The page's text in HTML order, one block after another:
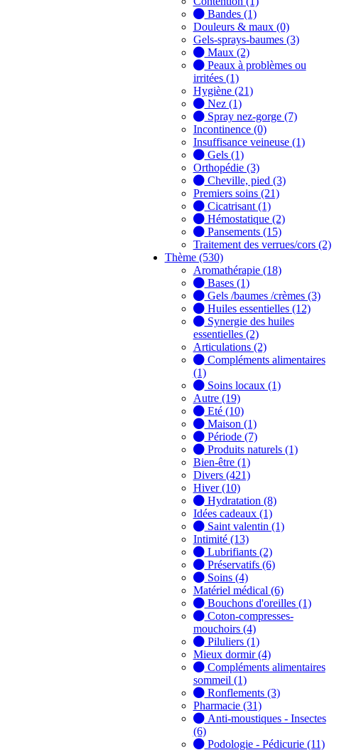
Bandes (1)
Douleurs & maux (0)
Gels-sprays-baumes (3)
Maux (2)
Peaux à problèmes ou
irritées (1)
Hygiène (21)
Nez (1)
Spray nez-gorge (7)
Incontinence (0)
Insuffisance veineuse (1)
Gels (1)
Orthopédie (3)
Cheville, pied (3)
Premiers soins (21)
Cicatrisant (1)
Hémostatique (2)
Pansements (15)
Traitement des verrues/cors (2)
Thème (530)
Aromathérapie (18)
Bases (1)
Gels /baumes /crèmes (3)
Huiles essentielles (12)
Synergie des huiles
essentielles (2)
Articulations (2)
Compléments alimentaires
(1)
Soins locaux (1)
Autre (19)
Eté (10)
Maison (1)
Période (7)
Produits naturels (1)
Bien-être (1)
Divers (421)
Hiver (10)
Hydratation (8)
Idées cadeaux (1)
Saint valentin (1)
Intimité (13)
Lubrifiants (2)
Préservatifs (6)
Soins (4)
Matériel médical (6)
Bouchons d'oreilles (1)
Coton-compresses-
mouchoirs (4)
Piluliers (1)
Mieux dormir (4)
Compléments alimentaires
sommeil (1)
Ronflements (3)
Pharmacie (31)
Anti-moustiques - Insectes
(6)
Podologie - Pédicurie (11)